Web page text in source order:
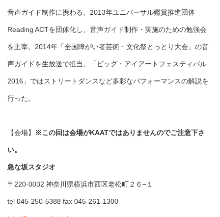
音声ガイド制作に携わる。2013年ユニバーサル鑑賞推進団体
Reading ACTを団体化し、音声ガイド制作・実施のための勉強会
を主宰。2014年「全国障がい者芸術・文化祭とっとり大会」の音
声ガイドを生放送で担当。「ビッグ・アイアートフェスティバル
2016」ではストリートダンスなど多彩なパフォーマンスの解説を
行った。
【会場】 ※この回は会場がKAATではありませんのでご注意下さ
い。
急な坂スタジオ
〒220-0032 神奈川県横浜市西区老松町２６−１
tel 045-250-5388 fax 045-261-1300